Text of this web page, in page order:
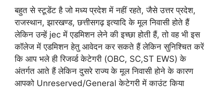
बहुत से स्टूडेंट है जो मध्य प्रदेश में नहीं रहते, जैसे उत्तर प्रदेश,
राजस्थान, झारखण्ड, छत्तीसगढ़ इत्यादि के मूल निवासी होते हैं
लेकिन उन्हें jec में एडमिशन लेने की इच्छा होती हैं, तो वह भी इस
कॉलेज में एडमिशन हेतु आवेदन कर सकते हैं लेकिन सुनिश्चित करें
कि आप भले ही रिजर्व्ड केटेगरी (OBC, SC,ST EWS) के
अंतर्गत आते हैं लेकिन दुसरे राज्य के मूल निवासी होने के कारण
आपको Unreserved/General केटेगरी में काउंट किया